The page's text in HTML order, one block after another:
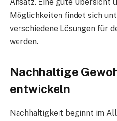
Ansatz. Eine gute Übersicht
Möglichkeiten findet sich
verschiedene Lösungen für
werden.
Nachhaltige
entwickeln
Nachhaltigkeit beginnt im